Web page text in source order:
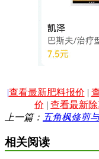
|查看最新肥料报价 |
价 | 查看最新
上一篇： 五角枫修剪
相关阅读